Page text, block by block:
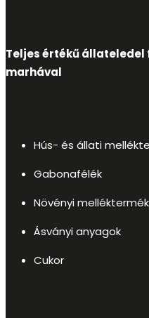
Teljes értékű
marhával
Hús- és állati
Gabonafélék
Növényi
Ásványi anyagok
Cukor